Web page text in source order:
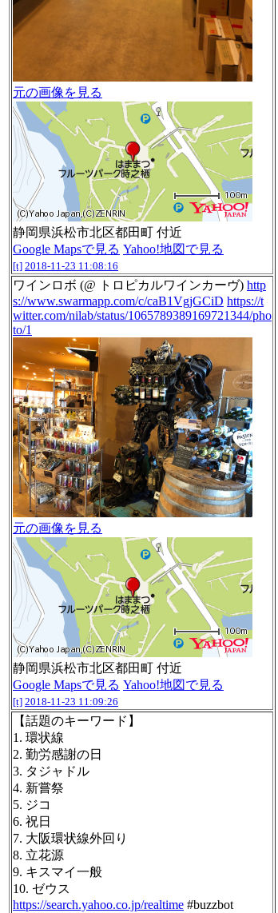
元の画像を見る
静岡県浜松市北区都田町 付近
Google Mapsで見る Yahoo!地図で見る
[t] 2018-11-23 11:08:16
ワインロボ (@ トロピカルワインカーヴ) http
s://www.swarmapp.com/c/caB1VgjGCiD https://t
witter.com/nilab/status/1065789389169721344/pho
to/1
元の画像を見る
静岡県浜松市北区都田町 付近
Google Mapsで見る Yahoo!地図で見る
[t] 2018-11-23 11:09:26
【話題のキーワード】
1. 環状線
2. 勤労感謝の日
3. タジャドル
4. 新嘗祭
5. ジコ
6. 祝日
7. 大阪環状線外回り
8. 立花源
9. キスマイ一般
10. ゼウス
https://search.yahoo.co.jp/realtime #buzzbot